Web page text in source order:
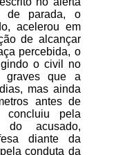
de parada, o
acelerou em
de alcançar
percebida, o
o civil no
graves que a
mas ainda
antes de
pela
do acusado,
diante da
conduta da